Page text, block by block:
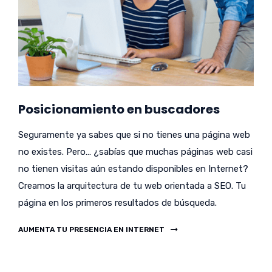
Posicionamiento en buscadores
Seguramente ya sabes que si no tienes una página web
no existes. Pero… ¿sabías que muchas páginas web casi
no tienen visitas aún estando disponibles en Internet?
Creamos la arquitectura de tu web orientada a SEO. Tu
página en los primeros resultados de búsqueda.
AUMENTA TU PRESENCIA EN INTERNET